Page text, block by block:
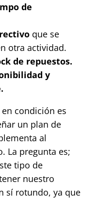
de
que se
otra actividad.
de repuestos.
y
condición es
un plan de
al
La pregunta es;
tipo de
nuestro
sí rotundo, ya que